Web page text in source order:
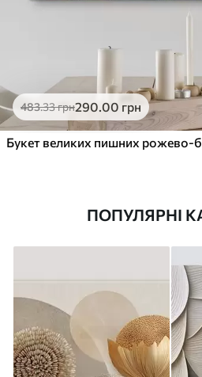
483.33грн290.00 грн
ПОПУЛЯРНІ